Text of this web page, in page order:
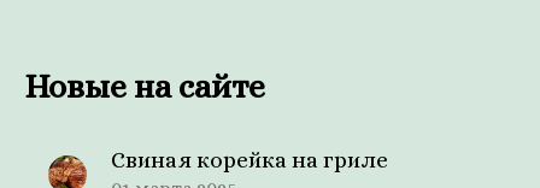
Новые на сайте
Свиная корейка на гриле